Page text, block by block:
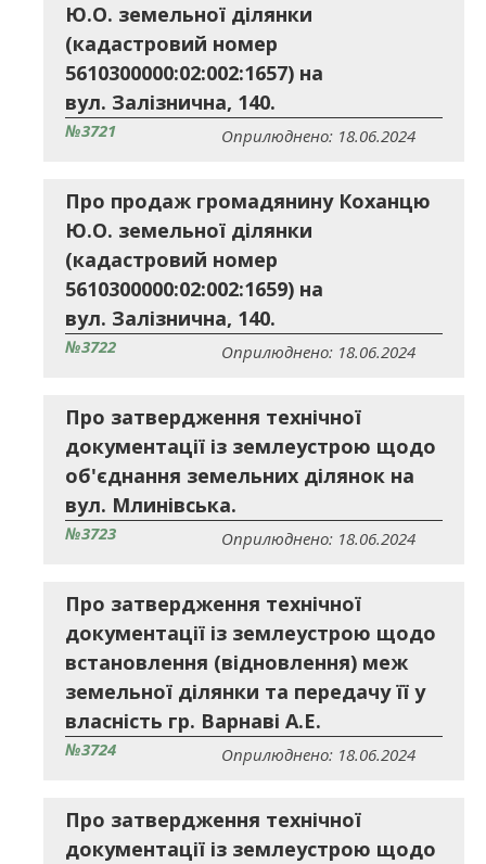
Ю.О. земельної ділянки
(кадастровий номер
5610300000:02:002:1657) на
вул. Залізнична, 140.
№3721 Оприлюднено: 18.06.2024
Про продаж громадянину Коханцю
Ю.О. земельної ділянки
(кадастровий номер
5610300000:02:002:1659) на
вул. Залізнична, 140.
№3722 Оприлюднено: 18.06.2024
Про затвердження технічної
документації із землеустрою щодо
об'єднання земельних ділянок на
вул. Млинівська.
№3723 Оприлюднено: 18.06.2024
Про затвердження технічної
документації із землеустрою щодо
встановлення (відновлення) меж
земельної ділянки та передачу її у
власність гр. Варнаві А.Е.
№3724 Оприлюднено: 18.06.2024
Про затвердження технічної
документації із землеустрою щодо